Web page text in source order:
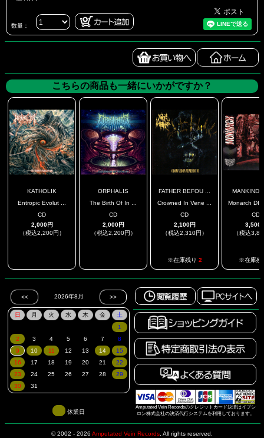
数量：
こちらの商品も一緒にいかがですか？
KATHOLIK
Entropic Evolut ...
CD
2,000円
（税込2,200円）
ORPHALIS
The Birth Of In ...
CD
2,000円
（税込2,200円）
FATHER BEFOU ...
Crowned In Vene ...
CD
2,100円
（税込2,310円）
※在庫残り 2
MANKIND
Monarch
CD
3,500
（税込
※在庫残
Amputated Vein Recordsのクレジットカード決済はイプシ
ロン株式会社の決済代行システムを利用しております。
休業日
© 2002 - 2026 Amputated Vein Records All rights reserved.